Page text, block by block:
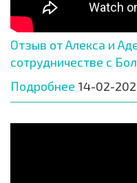
Отзыв от Алекса и
сотрудничестве с
Подробнее 14-02-